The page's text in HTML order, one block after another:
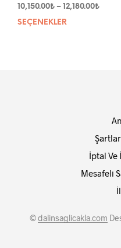
10,150.00₺ – 12,180.00₺Fiyat
SEÇENEKLER
İptal Ve
Mesafeli
©dalinsaglicakla.com